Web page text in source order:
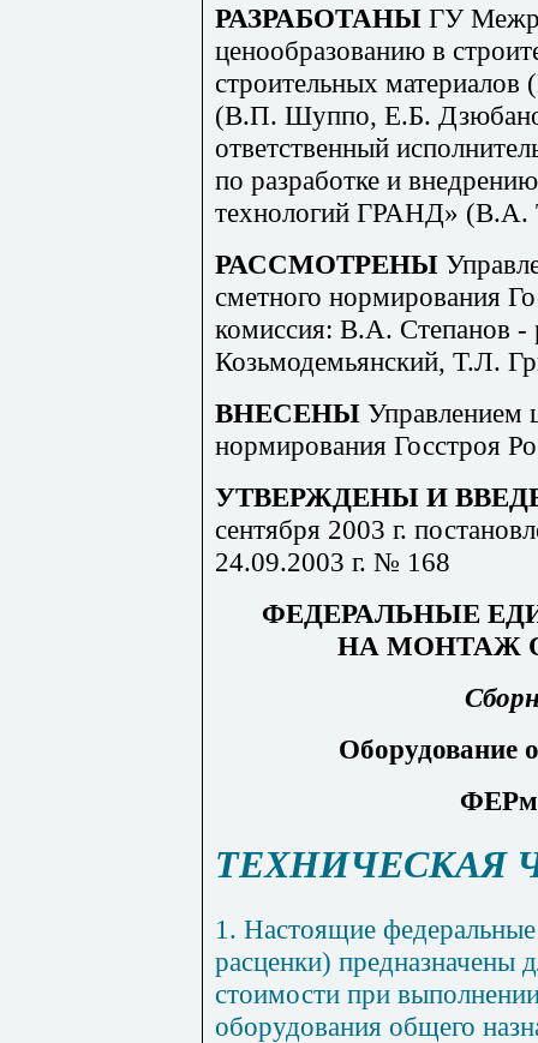
РАЗРАБОТАНЫ ГУ
ценообразованию в
строительных
(В.П. Шуппо, Е.Б.
ответственный
по разработке и
технологий ГРАНД» (В.А.
РАССМОТРЕНЫ
сметного нормирования
комиссия: В.А. Степанов -
Козьмодемьянский, Т.Л.
ВНЕСЕНЫ Управлением
нормирования Госстроя
УТВЕРЖДЕНЫ И
сентября 2003 г.
24.09.2003 г. № 168
ФЕДЕРАЛЬНЫЕ
НА МОНТАЖ
Оборудование
ТЕХНИЧЕСКАЯ
1 . Настоящие
расценки) предназначены
стоимости при
оборудования общего